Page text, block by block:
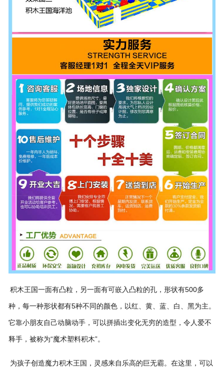
积木王国一面有凸粒，另一面有可嵌入凸粒的孔，形状有500多
种，每一种形状都有5种不同的颜色，以红、黄、蓝、白、黑为主。
它靠小朋友自己动脑动手，可以拼插出变化无穷的造型，令人爱不
释手，被称为“魔术塑料积木”。
为孩子创造魔力积木王国，灵感来自乐高的巨无霸。在这里，可以